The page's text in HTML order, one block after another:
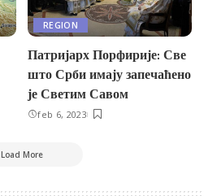
REGION
Патријарх Порфирије: Све
што Срби имају запечаћено
је Светим Савом
feb 6, 2023
Load More